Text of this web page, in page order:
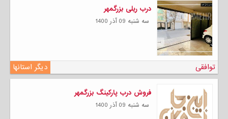
درب ریلی بزرگمهر
سه شنبه 09 آذر 1400
دیگر استانها توافقی
فروش درب پارکینگ بزرگمهر
سه شنبه 09 آذر 1400